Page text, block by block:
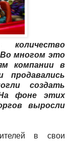
Во многом это
компании в
продавались
создать
фоне этих
выросли
в свои